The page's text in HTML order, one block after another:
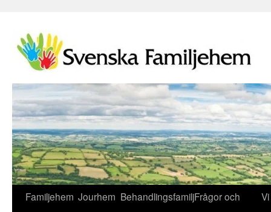
Familjehem Jourhem BehandlingsfamiljFrågor och